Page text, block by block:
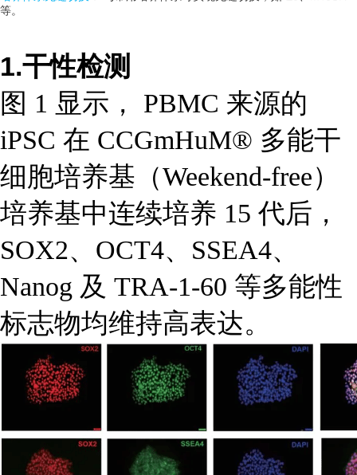
等。
1.干性检测
图 1 显示， PBMC 来源的
iPSC 在 CCGmHuM® 多能干
细胞培养基（Weekend-free）
培养基中连续培养 15 代后，
SOX2、OCT4、SSEA4、
Nanog 及 TRA-1-60 等多能性
标志物均维持高表达。